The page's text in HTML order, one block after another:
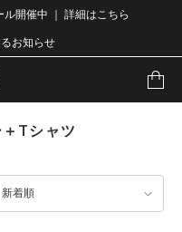
ル開催中 ｜ 詳細はこちら
お知らせ
Tシャツ
新着順